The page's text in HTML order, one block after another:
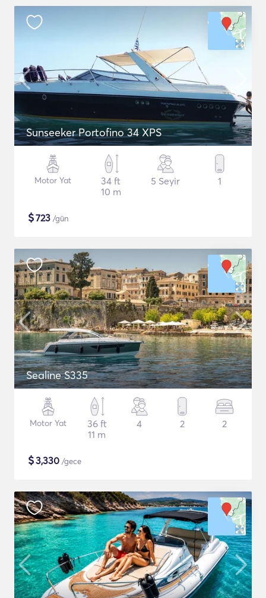
Sunseeker Portofino 34 XPS
Motor Yat
34 ft
10 m
5 Seyir 1
$723 /gün
Sealine S335
Motor Yat
36 ft
11 m
4 2 2
$3,330 /gece